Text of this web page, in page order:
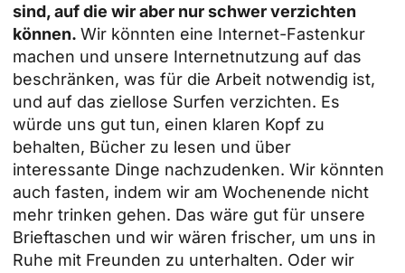
sind, auf die wir aber nur schwer verzichten
können. Wir könnten eine Internet-Fastenkur
machen und unsere Internetnutzung auf das
beschränken, was für die Arbeit notwendig ist,
und auf das ziellose Surfen verzichten. Es
würde uns gut tun, einen klaren Kopf zu
behalten, Bücher zu lesen und über
interessante Dinge nachzudenken. Wir könnten
auch fasten, indem wir am Wochenende nicht
mehr trinken gehen. Das wäre gut für unsere
Brieftaschen und wir wären frischer, um uns in
Ruhe mit Freunden zu unterhalten. Oder wir